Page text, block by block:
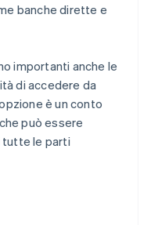
banche dirette e
importanti anche le
di accedere da
è un conto
può essere
tutte le parti